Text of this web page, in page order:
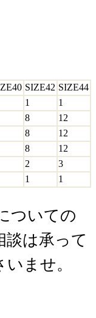
SIZE42 SIZE44
1
1
8
12
8
12
8
12
2
3
1 1
ついての
談は承って
ませ。